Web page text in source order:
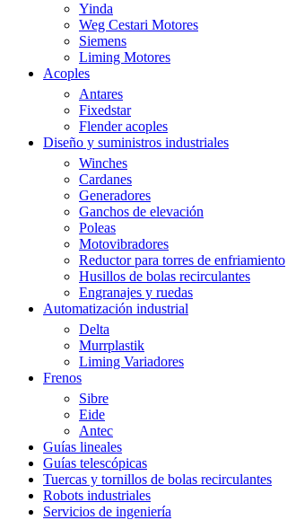
Yinda
Weg Cestari Motores
Siemens
Liming Motores
Acoples
Antares
Fixedstar
Flender acoples
Diseño y suministros industriales
Winches
Cardanes
Generadores
Ganchos de elevación
Poleas
Motovibradores
Reductor para torres de enfriamiento
Husillos de bolas recirculantes
Engranajes y ruedas
Automatización industrial
Delta
Murrplastik
Liming Variadores
Frenos
Sibre
Eide
Antec
Guías lineales
Guías telescópicas
Tuercas y tornillos de bolas recirculantes
Robots industriales
Servicios de ingeniería